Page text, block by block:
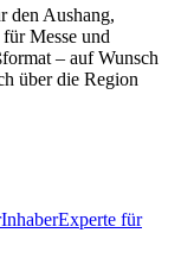
den Aushang,
Messe und
– auf Wunsch
über die Region
InhaberExperte für